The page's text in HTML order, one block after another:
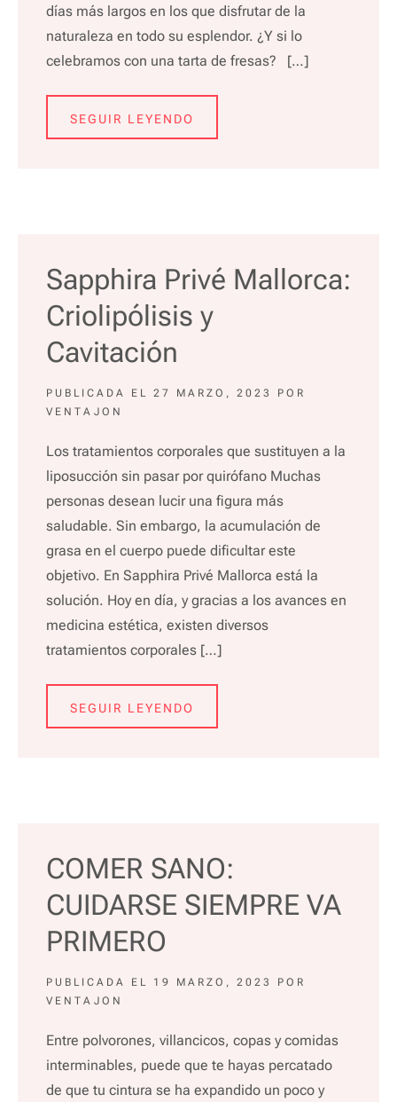
días más largos en los que disfrutar de la
naturaleza en todo su esplendor. ¿Y si lo
celebramos con una tarta de fresas? […]
SEGUIR LEYENDO
Sapphira Privé Mallorca:
Criolipólisis y
Cavitación
PUBLICADA EL 27 MARZO, 2023
POR
VENTAJON
Los tratamientos corporales que sustituyen a la
liposucción sin pasar por quirófano Muchas
personas desean lucir una figura más
saludable. Sin embargo, la acumulación de
grasa en el cuerpo puede dificultar este
objetivo. En Sapphira Privé Mallorca está la
solución. Hoy en día, y gracias a los avances en
medicina estética, existen diversos
tratamientos corporales […]
SEGUIR LEYENDO
COMER SANO:
CUIDARSE SIEMPRE VA
PRIMERO
PUBLICADA EL 19 MARZO, 2023
POR
VENTAJON
Entre polvorones, villancicos, copas y comidas
interminables, puede que te hayas percatado
de que tu cintura se ha expandido un poco y